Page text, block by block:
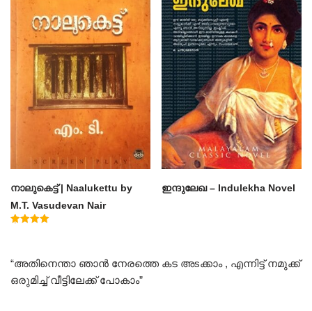
നാലുകെട്ട് | Naalukettu by
M.T. Vasudevan Nair
ഇന്ദുലേഖ – Indulekha Novel
“അതിനെന്താ ഞാൻ നേരത്തെ കട അsക്കാം , എന്നിട്ട് നമുക്ക്
ഒരുമിച്ച് വീട്ടിലേക്ക് പോകാം”